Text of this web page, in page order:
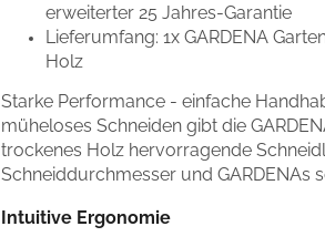
erweiterter 25 Jahres-Garantie
Lieferumfang: 1x GARDENA
Holz
Starke Performance - einfache
müheloses Schneiden gibt die
trockenes Holz hervorragende
Schneiddurchmesser und GARDENAs
Intuitive Ergonomie